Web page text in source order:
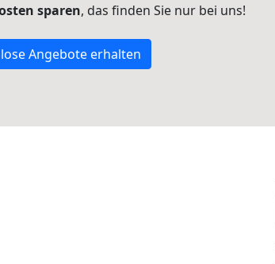
sparen, das finden Sie nur bei uns!
Angebote erhalten